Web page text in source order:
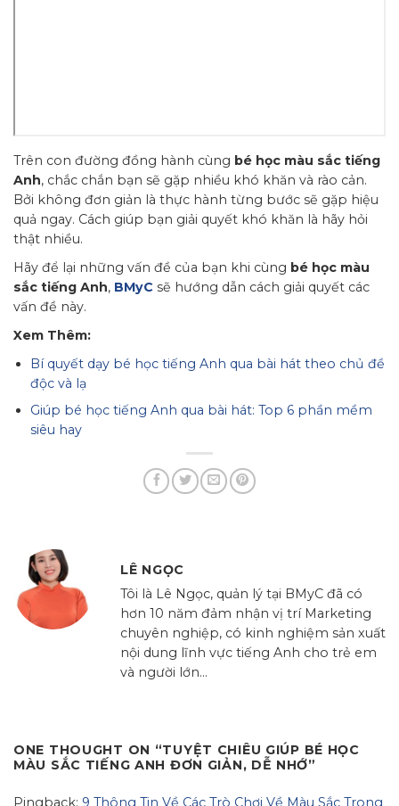
Trên con đường đồng hành cùng bé học màu sắc tiếng
Anh, chắc chắn bạn sẽ gặp nhiều khó khăn và rào cản.
Bởi không đơn giản là thực hành từng bước sẽ gặp hiệu
quả ngay. Cách giúp bạn giải quyết khó khăn là hãy hỏi
thật nhiều.
Hãy để lại những vấn đề của bạn khi cùng bé học màu
sắc tiếng Anh, BMyC sẽ hướng dẫn cách giải quyết các
vấn đề này.
Xem Thêm:
Bí quyết dạy bé học tiếng Anh qua bài hát theo chủ đề
độc và lạ
Giúp bé học tiếng Anh qua bài hát: Top 6 phần mềm
siêu hay
LÊ NGỌC
Tôi là Lê Ngọc, quản lý tại BMyC đã có
hơn 10 năm đảm nhận vị trí Marketing
chuyên nghiệp, có kinh nghiệm sản xuất
nội dung lĩnh vực tiếng Anh cho trẻ em
và người lớn...
ONE THOUGHT ON “TUYỆT CHIÊU GIÚP BÉ HỌC
MÀU SẮC TIẾNG ANH ĐƠN GIẢN, DỄ NHỚ”
Pingback: 9 Thông Tin Về Các Trò Chơi Về Màu Sắc Trong